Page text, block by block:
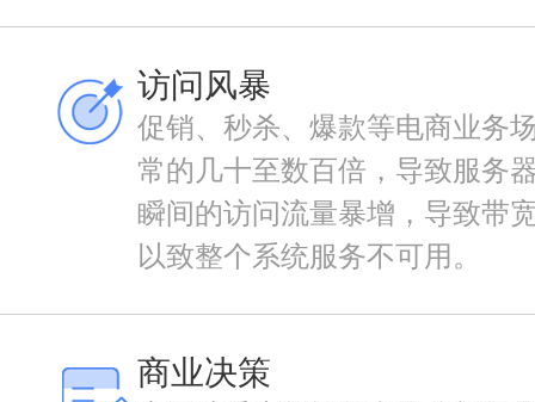
访问风暴
促销、秒杀、爆款等电商业务
常的几十至数百倍，导致服务
瞬间的访问流量暴增，导致带
以致整个系统服务不可用。
商业决策